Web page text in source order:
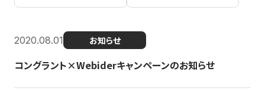
2020.08.01 お知らせ
コングラント×Webiderキャンペーンのお知らせ